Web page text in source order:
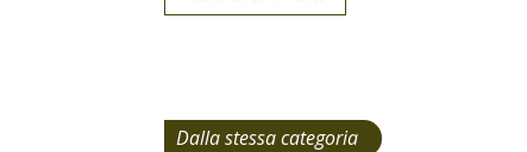
Dalla stessa categoria